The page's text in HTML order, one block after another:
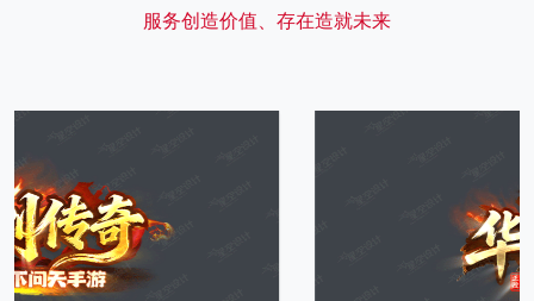
服务创造价值、存在造就未来